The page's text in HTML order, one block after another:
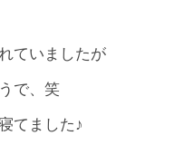
ていましたが
で、笑
てました♪